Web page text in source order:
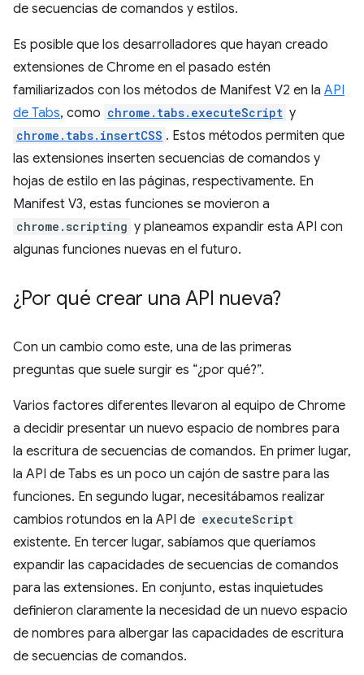
de secuencias de comandos y estilos.
Es posible que los desarrolladores que hayan creado
extensiones de Chrome en el pasado estén
familiarizados con los métodos de Manifest V2 en la API
de Tabs, como chrome.tabs.executeScript y
chrome.tabs.insertCSS . Estos métodos permiten que
las extensiones inserten secuencias de comandos y
hojas de estilo en las páginas, respectivamente. En
Manifest V3, estas funciones se movieron a
chrome.scripting y planeamos expandir esta API con
algunas funciones nuevas en el futuro.
¿Por qué crear una API nueva?
Con un cambio como este, una de las primeras
preguntas que suele surgir es “¿por qué?”.
Varios factores diferentes llevaron al equipo de Chrome
a decidir presentar un nuevo espacio de nombres para
la escritura de secuencias de comandos. En primer lugar,
la API de Tabs es un poco un cajón de sastre para las
funciones. En segundo lugar, necesitábamos realizar
cambios rotundos en la API de executeScript
existente. En tercer lugar, sabíamos que queríamos
expandir las capacidades de secuencias de comandos
para las extensiones. En conjunto, estas inquietudes
definieron claramente la necesidad de un nuevo espacio
de nombres para albergar las capacidades de escritura
de secuencias de comandos.